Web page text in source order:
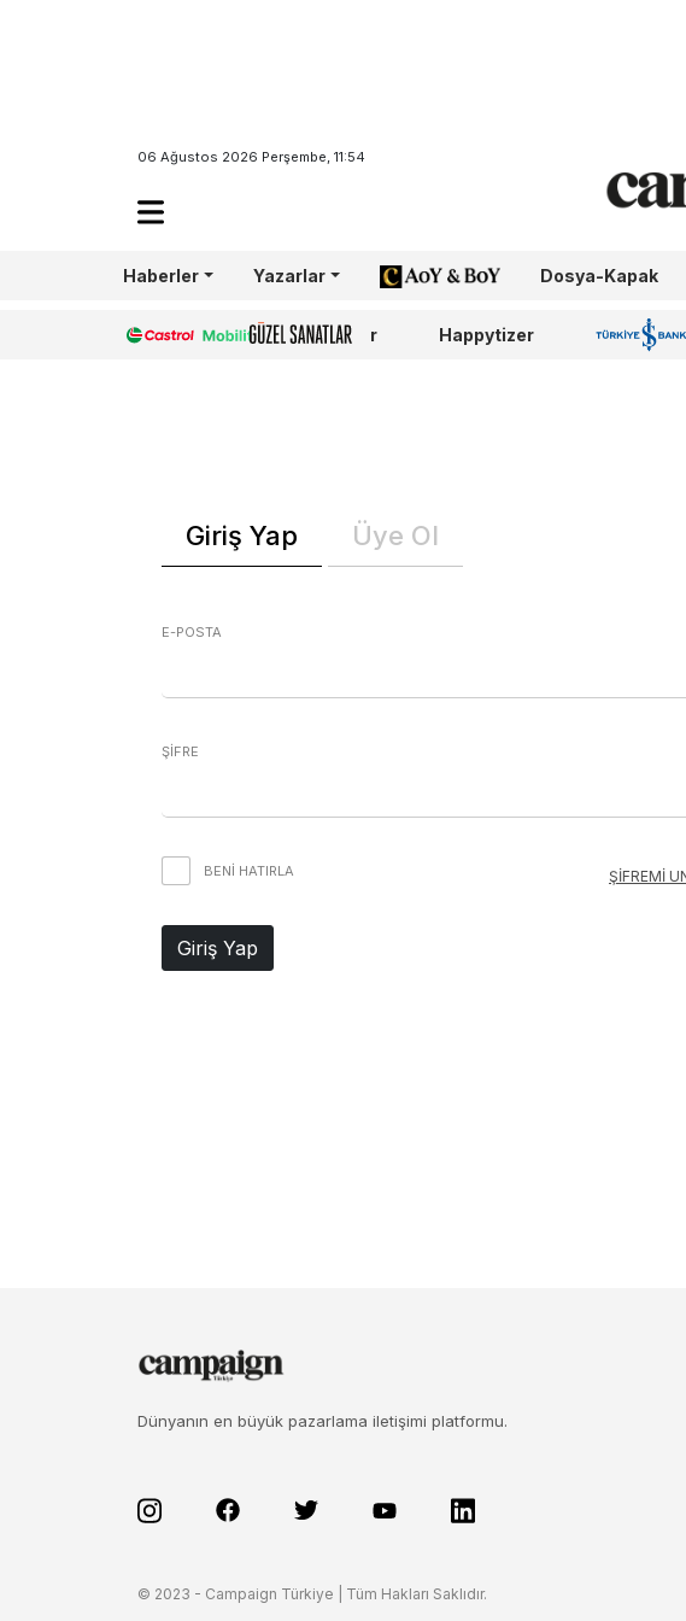
06 Ağustos 2026 Perşembe, 11:54
Haberler Yazarlar AoY/BoY Dosya-Kapak
Castrol Güzel Sanatlar Happytizer İş Bankası
Giriş Yap Üye Ol
E-POSTA
ŞİFRE
BENI HATIRLA ŞİFREMİ
Giriş Yap
Dünyanın en büyük pazarlama iletişimi platformu.
© 2023 - Campaign Türkiye | Tüm Hakları Saklıdır.